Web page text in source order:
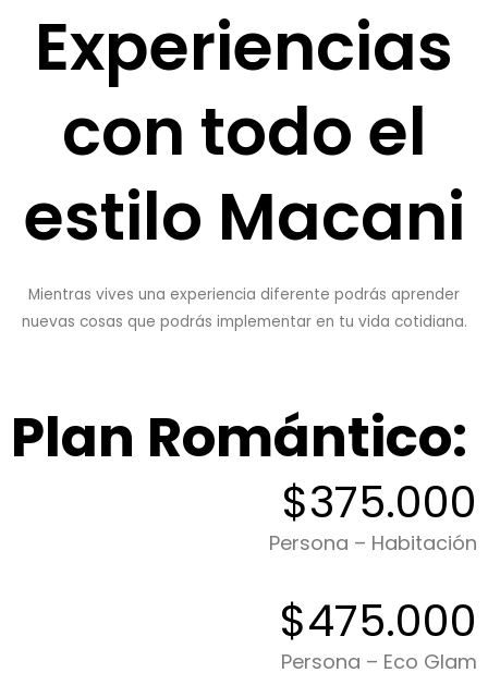
Experiencias
con todo el
estilo Macani
Mientras vives una experiencia diferente podrás aprender
nuevas cosas que podrás implementar en tu vida cotidiana.
Plan Romántico:
$375.000
Persona – Habitación
$475.000
Persona – Eco Glam